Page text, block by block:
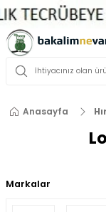
Anasayfa
Markalar